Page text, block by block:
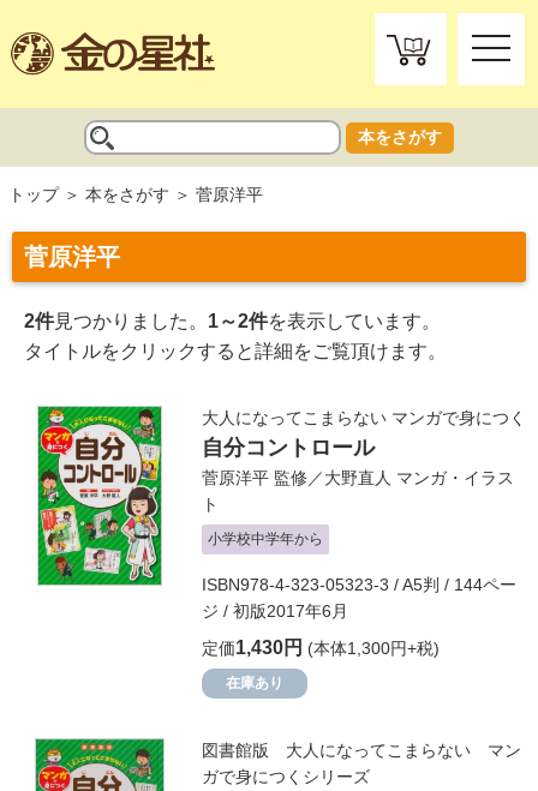
toggle
本をさがす
トップ 本をさがす 菅原洋平
菅原洋平
2件見つかりました。 1～2件を表示しています。
タイトルをクリックすると詳細をご覧頂けます。
大人になってこまらない マンガで身につく
自分コントロール
菅原洋平 監修／大野直人 マンガ・イラス
ト
小学校中学年から
ISBN978-4-323-05323-3 / A5判 / 144ペー
ジ / 初版2017年6月
定価1,430円 (本体1,300円+税)
在庫あり
図書館版 大人になってこまらない マン
ガで身につくシリーズ